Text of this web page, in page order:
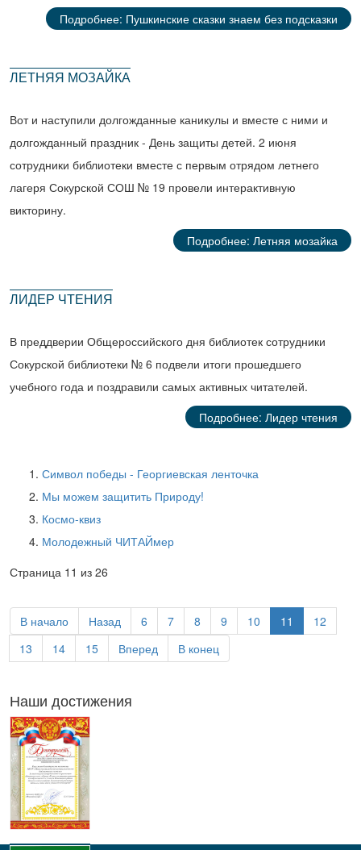
Подробнее: Пушкинские сказки знаем без подсказки
ЛЕТНЯЯ МОЗАЙКА
Вот и наступили долгожданные каникулы и вместе с ними и
долгожданный праздник - День защиты детей. 2 июня
сотрудники библиотеки вместе с первым отрядом летнего
лагеря Сокурской СОШ № 19 провели интерактивную
викторину.
Подробнее: Летняя мозайка
ЛИДЕР ЧТЕНИЯ
В преддверии Общероссийского дня библиотек сотрудники
Сокурской библиотеки № 6 подвели итоги прошедшего
учебного года и поздравили самых активных читателей.
Подробнее: Лидер чтения
Символ победы - Георгиевская ленточка
Мы можем защитить Природу!
Космо-квиз
Молодежный ЧИТАЙмер
Страница 11 из 26
В начало Назад 6 7 8 9 10 11
12
13
14 15 Вперед В конец
Наши достижения